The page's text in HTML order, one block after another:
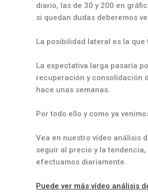
diario, las de 30 y 200 en
si quedan dudas deberemos
La posibilidad lateral es la
La expectativa larga pasaría
recuperación y consolidación
hace unas semanas.
Por todo ello y como ya
Vea en nuestro vídeo análisis
seguir al precio y la
efectuamos diariamente.
Puede ver más vídeo análisis